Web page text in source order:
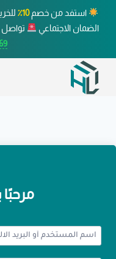
استفد من خصم10٪
الضمان الاجتماعي
تواصل